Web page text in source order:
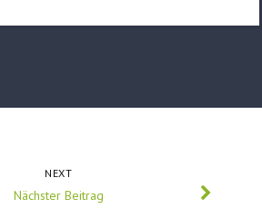
NEXT
Nächster Beitrag